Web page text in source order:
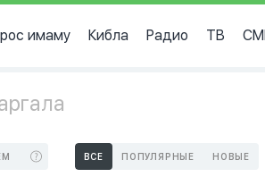
имаму Кибла Радио ТВ
ВСЕ ПОПУЛЯРНЫЕ НОВЫЕ